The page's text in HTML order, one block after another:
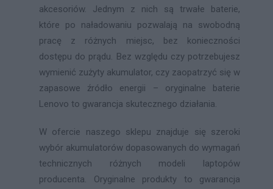
akcesoriów. Jednym z nich są trwałe baterie,
które po naładowaniu pozwalają na swobodną
pracę z różnych miejsc, bez konieczności
dostępu do prądu. Bez względu czy potrzebujesz
wymienić zużyty akumulator, czy zaopatrzyć się w
zapasowe źródło energii – oryginalne baterie
Lenovo to gwarancja skutecznego działania.
W ofercie naszego sklepu znajduje się szeroki
wybór akumulatorów dopasowanych do wymagań
technicznych różnych modeli laptopów
producenta. Oryginalne produkty to gwarancja